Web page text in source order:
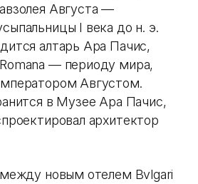
Августа —
I века до н. э.
алтарь Ара Пачис,
— периоду мира,
Августом.
в Музее Ара Пачис,
архитектор
новым отелем Bvlgari